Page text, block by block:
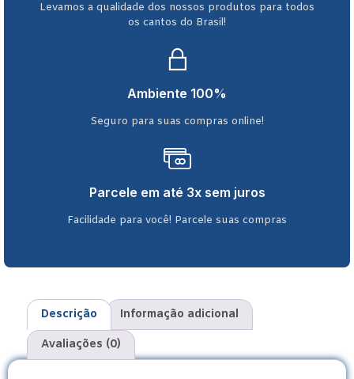
Levamos a qualidade dos nossos produtos para todos
os cantos do Brasil!
Ambiente 100%
Seguro para suas compras online!
Parcele em até 3x sem juros
Facilidade para você! Parcele suas compras
Descrição Informação adicional
Avaliações (0)